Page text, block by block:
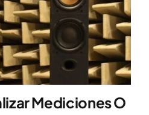
Mediciones O